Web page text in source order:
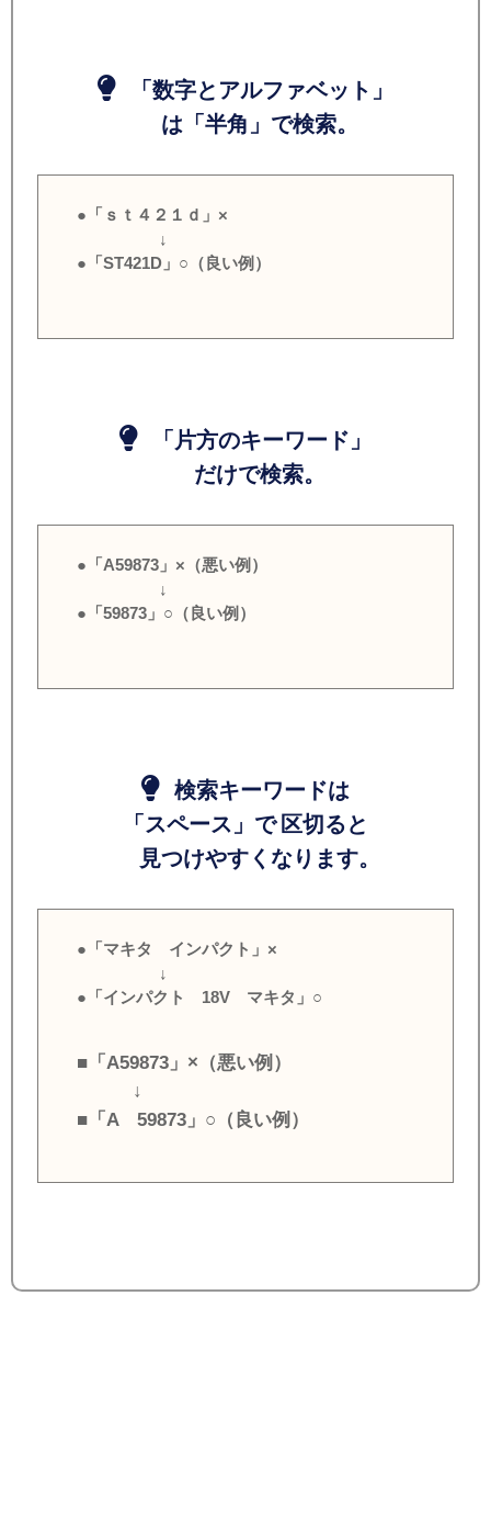
「数字とアルファベット」
は「半角」で検索。
●「ｓｔ４２１ｄ」×
↓
●「ST421D」○（良い例）
「片方のキーワード」
だけで検索。
●「A59873」×（悪い例）
↓
●「59873」○（良い例）
検索キーワードは
「スペース」で 区切ると
見つけやすくなります。
●「マキタ インパクト」×
↓
●「インパクト 18V マキタ」○
■「A59873」×（悪い例）
↓
■「A 59873」○（良い例）